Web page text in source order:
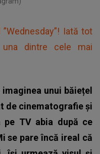
Iată tot
dintre cele mai
unui băiețel
de cinematografie și
TV abia după ce
se pare încă ireal că